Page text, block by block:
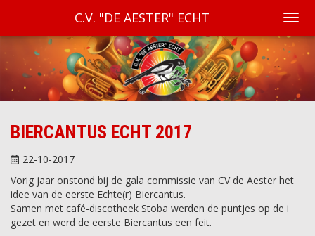
C.V. "DE AESTER" ECHT
BIERCANTUS ECHT 2017
22-10-2017
Vorig jaar onstond bij de gala commissie van CV de Aester het
idee van de eerste Echte(r) Biercantus.
Samen met café-discotheek Stoba werden de puntjes op de i
gezet en werd de eerste Biercantus een feit.